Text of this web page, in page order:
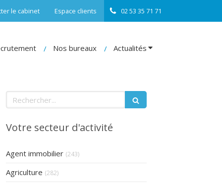
02 53 35 71 71
Espace clients
le cabinet
Nos bureaux Actualités
Rechercher
Votre secteur d'activité
Agent immobilier (243)Articles Count
Agriculture (282)Articles Count